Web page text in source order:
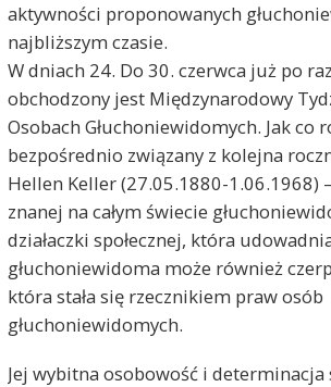
aktywności proponowanych
najbliższym czasie.
W dniach 24. Do 30. czerwca już po
obchodzony jest Międzynarodowy
Osobach Głuchoniewidomych. Jak co
bezpośrednio związany z kolejna
Hellen Keller (27.05.1880-1.06.1968)
znanej na całym świecie
działaczki społecznej, która
głuchoniewidoma może również
która stała się rzecznikiem praw osób
głuchoniewidomych.
Jej wybitna osobowość i determinacja